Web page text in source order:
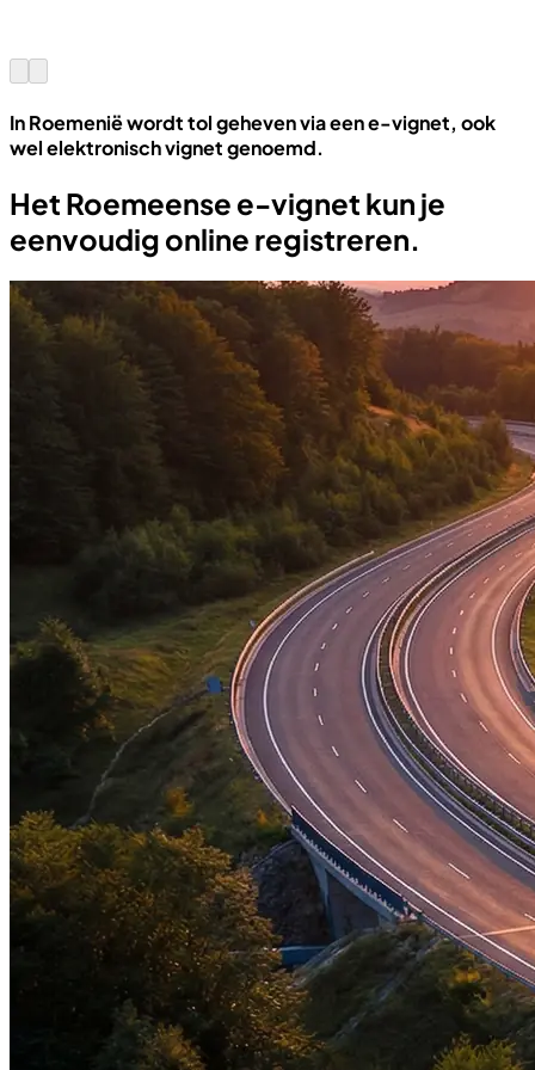
In Roemenië wordt tol geheven via een e-vignet, ook
wel elektronisch vignet genoemd.
Het Roemeense e-vignet kun je
eenvoudig online registreren.